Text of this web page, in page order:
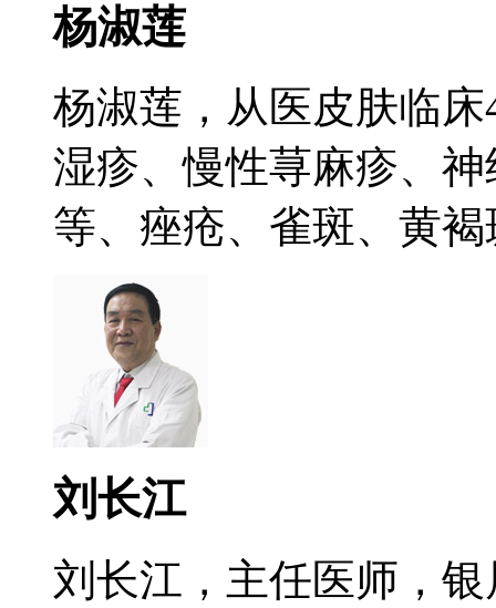
杨淑莲
杨淑莲，从医皮肤临
湿疹、慢性荨麻疹、
等、痤疮、雀斑、黄褐
刘长江
刘长江，主任医师，